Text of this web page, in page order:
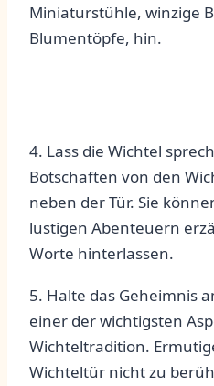
‍Miniaturstühle, winzige
Blumentöpfe, hin.
4. Lass die Wichtel
Botschaften von den
neben der Tür.⁣ Sie
‌lustigen Abenteuern⁣
Worte hinterlassen.
5. ‍Halte das ‍Geheimnis
einer⁢ der wichtigsten‍
Wichteltradition.
Wichteltür nicht zu